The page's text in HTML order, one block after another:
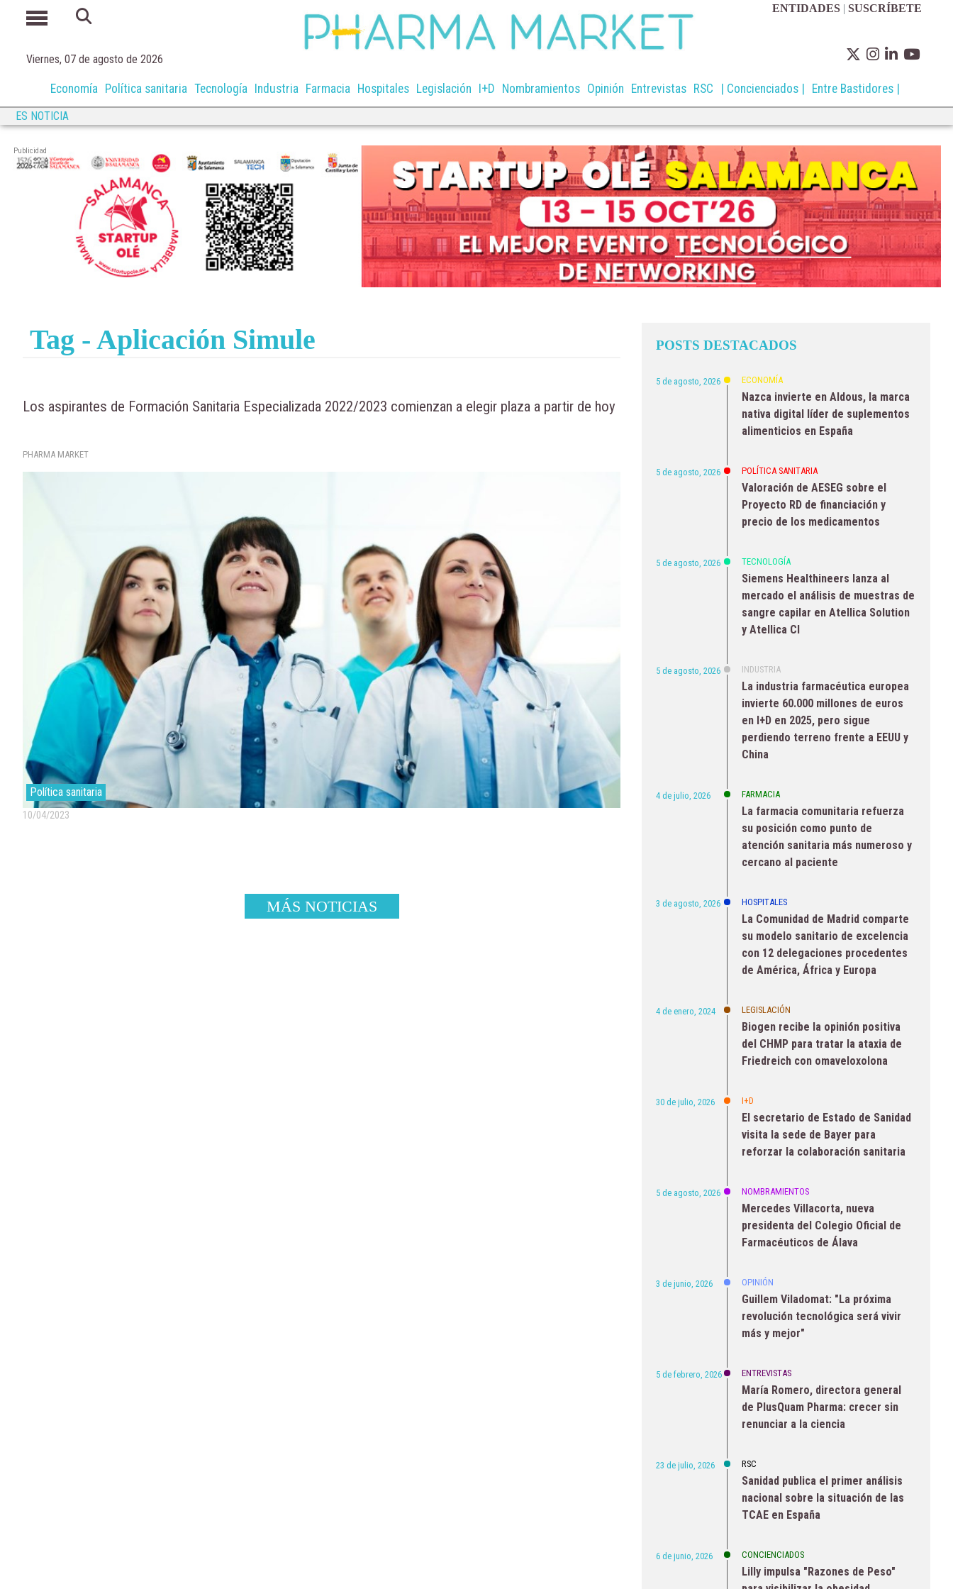
Viernes, 07 de agosto de 2026
ENTIDADES | SUSCRÍBETE
Economía Política sanitaria Tecnología Industria Farmacia Hospitales Legislación I+D Nombramientos Opinión Entrevistas RSC | Concienciados | Entre Bastidores |
ES NOTICIA
Publicidad
Tag - Aplicación Simule
Los aspirantes de Formación Sanitaria Especializada 2022/2023 comienzan a elegir plaza a partir de hoy
PHARMA MARKET
Política sanitaria
10/04/2023
MÁS NOTICIAS
POSTS DESTACADOS
5 de agosto, 2026 ECONOMÍA
Nazca invierte en Aldous, la marca
nativa digital líder de suplementos
alimenticios en España
5 de agosto, 2026 POLÍTICA SANITARIA
Valoración de AESEG sobre el
Proyecto RD de financiación y
precio de los medicamentos
5 de agosto, 2026 TECNOLOGÍA
Siemens Healthineers lanza al
mercado el análisis de muestras de
sangre capilar en Atellica Solution
y Atellica CI
5 de agosto, 2026 INDUSTRIA
La industria farmacéutica europea
invierte 60.000 millones de euros
en I+D en 2025, pero sigue
perdiendo terreno frente a EEUU y
China
4 de julio, 2026 FARMACIA
La farmacia comunitaria refuerza
su posición como punto de
atención sanitaria más numeroso y
cercano al paciente
3 de agosto, 2026 HOSPITALES
La Comunidad de Madrid comparte
su modelo sanitario de excelencia
con 12 delegaciones procedentes
de América, África y Europa
4 de enero, 2024 LEGISLACIÓN
Biogen recibe la opinión positiva
del CHMP para tratar la ataxia de
Friedreich con omaveloxolona
30 de julio, 2026 I+D
El secretario de Estado de Sanidad
visita la sede de Bayer para
reforzar la colaboración sanitaria
5 de agosto, 2026 NOMBRAMIENTOS
Mercedes Villacorta, nueva
presidenta del Colegio Oficial de
Farmacéuticos de Álava
3 de junio, 2026 OPINIÓN
Guillem Viladomat: "La próxima
revolución tecnológica será vivir
más y mejor"
5 de febrero, 2026 ENTREVISTAS
María Romero, directora general
de PlusQuam Pharma: crecer sin
renunciar a la ciencia
23 de julio, 2026 RSC
Sanidad publica el primer análisis
nacional sobre la situación de las
TCAE en España
6 de junio, 2026 CONCIENCIADOS
Lilly impulsa "Razones de Peso"